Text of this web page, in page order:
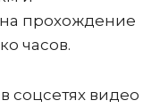
прохождение
часов.
соцсетях видео